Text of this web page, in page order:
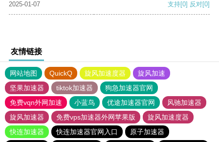
2025-01-07 支持[0] 反对[0]
友情链接
网站地图 QuickQ 旋风加速度器
旋风加速
坚果加速器
tiktok加速器
狗急加速器官网
免费vqn外网加速
小蓝鸟 优途加速器官网
风驰加速器
旋风加速器
免费vps加速器外网苹果版
旋风加速度器
快连加速器
快连加速器官网入口
原子加速器